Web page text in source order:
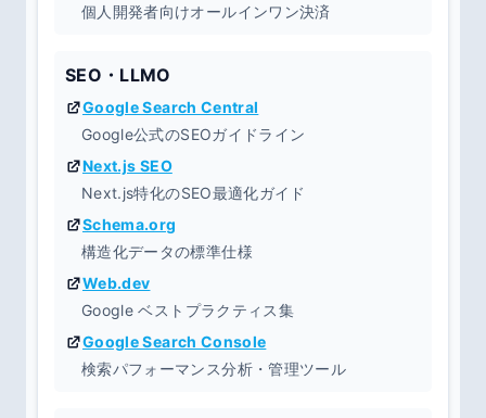
個人開発者向けオールインワン決済
SEO・LLMO
Google Search Central
Google公式のSEOガイドライン
Next.js SEO
Next.js特化のSEO最適化ガイド
Schema.org
構造化データの標準仕様
Web.dev
Google ベストプラクティス集
Google Search Console
検索パフォーマンス分析・管理ツール